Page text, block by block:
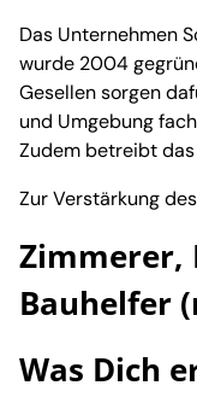
Das Unternehmen
wurde 2004
Gesellen sorgen
und Umgebung
Zudem betreibt
Zur Verstärkung
Zimmerer,
Bauhelfer
Was Dich